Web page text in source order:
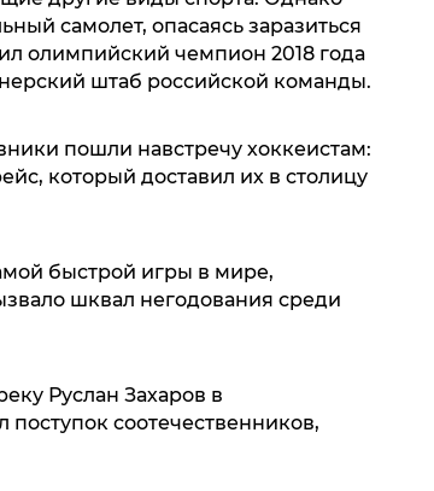
самолет, опасаясь заразиться
олимпийский чемпион 2018 года
штаб российской команды.
пошли навстречу хоккеистам:
который доставил их в столицу
быстрой игры в мире,
шквал негодования среди
Руслан Захаров в
поступок соотечественников,